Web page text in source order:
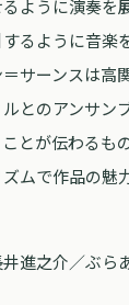
ように演奏を
するように音楽
サーンスは高
ルとのアンサン
とが伝わるも
ムで作品の魅
井進之介／ぶら